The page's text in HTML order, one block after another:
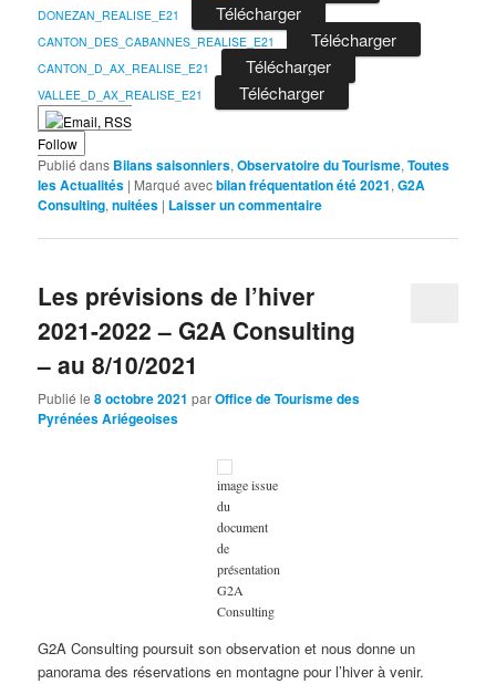
DONEZAN_REALISE_E21 Télécharger
CANTON_DES_CABANNES_REALISE_E21 Télécharger
CANTON_D_AX_REALISE_E21 Télécharger
VALLEE_D_AX_REALISE_E21 Télécharger
Follow
Publié dans Bilans saisonniers,Observatoire du Tourisme,Toutes
les Actualités | Marqué avecbilan fréquentation été 2021,G2A
Consulting,nuitées | Laisser un commentaire
Les prévisions de l’hiver
2021-2022 – G2A Consulting
– au 8/10/2021
Publié le8 octobre 2021 parOffice de Tourisme des
Pyrénées Ariégeoises
image issue
du
document
de
présentation
G2A
Consulting
G2A Consulting poursuit son observation et nous donne un
panorama des réservations en montagne pour l’hiver à venir.